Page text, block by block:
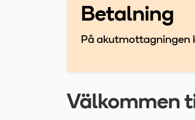
Betalning
På akutmottagningen
Välkommen